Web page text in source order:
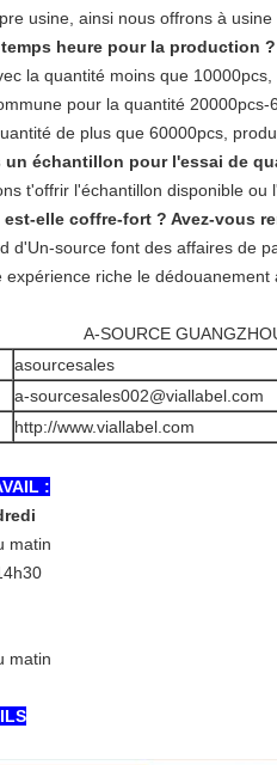
usine, ainsi nous offrons à
heure pour la production ?
la quantité moins que
pour la quantité
de plus que 60000pcs,
un échantillon pour l'essai de
t'offrir l'échantillon disponible ou
elle coffre-fort ? Avez-vous
d'Un-source font des affaires de
expérience riche le
A-SOURCE
asourcesales
a-sourcesales002@viallabel.com
http://www.viallabel.com
:
matin
matin